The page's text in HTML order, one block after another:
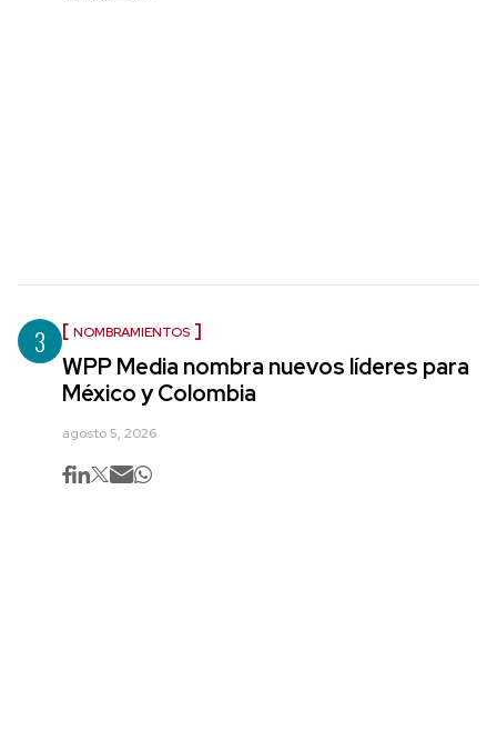
3 NOMBRAMIENTOS
WPP Media nombra nuevos líderes para
México y Colombia
agosto 5, 2026